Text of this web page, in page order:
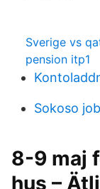
Sverige vs
pension itp1
Sokoso job
8-9 maj
hus –